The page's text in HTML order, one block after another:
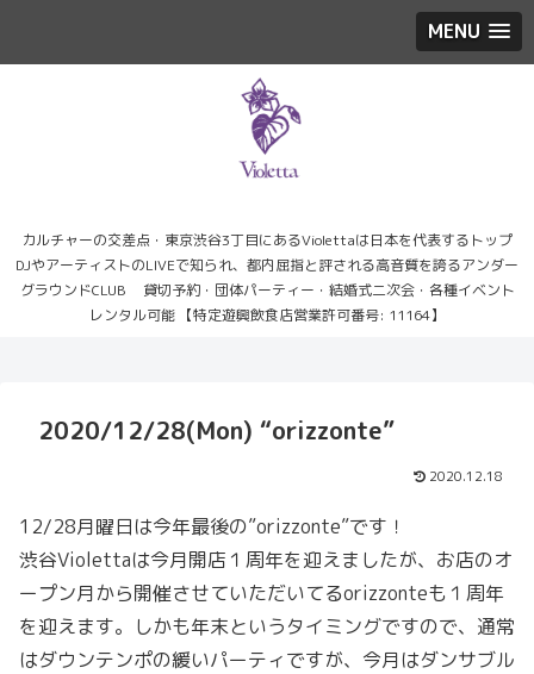
MENU
カルチャーの交差点・東京渋谷3丁目にあるViolettaは日本を代表するトップ
DJやアーティストのLIVEで知られ、都内屈指と評される高音質を誇るアンダー
グラウンドCLUB 貸切予約・団体パーティー・結婚式二次会・各種イベント
レンタル可能 【特定遊興飲食店営業許可番号: 11164】
2020/12/28(Mon) “orizzonte”
2020.12.18
12/28月曜日は今年最後の”orizzonte”です！
渋谷Violettaは今月開店１周年を迎えましたが、お店のオ
ープン月から開催させていただいてるorizzonteも１周年
を迎えます。しかも年末というタイミングですので、通常
はダウンテンポの緩いパーティですが、今月はダンサブル